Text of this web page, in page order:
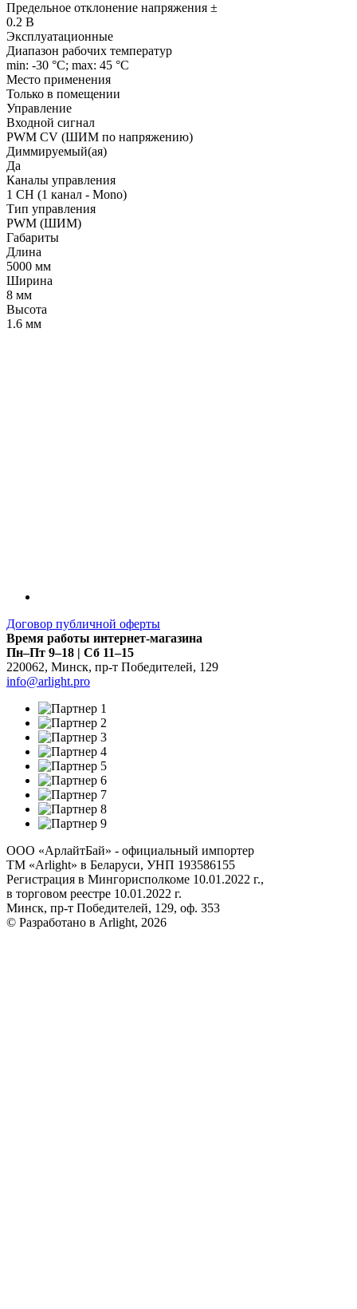
Предельное отклонение напряжения ±
0.2 В
Эксплуатационные
Диапазон рабочих температур
min: -30 °C; max: 45 °C
Место применения
Только в помещении
Управление
Входной сигнал
PWM СV (ШИМ по напряжению)
Диммируемый(ая)
Да
Каналы управления
1 CH (1 канал - Mono)
Тип управления
PWM (ШИМ)
Габариты
Длина
5000 мм
Ширина
8 мм
Высота
1.6 мм
Договор публичной оферты
Время работы интернет-магазина
Пн–Пт 9–18 | Сб 11–15
220062, Минск, пр-т Победителей, 129
info@arlight.pro
ООО «АрлайтБай» - официальный импортер
ТМ «Arlight» в Беларуси, УНП 193586155
Регистрация в Мингорисполкоме 10.01.2022 г.,
в торговом реестре 10.01.2022 г.
Минск, пр-т Победителей, 129, оф. 353
© Разработано в Arlight, 2026